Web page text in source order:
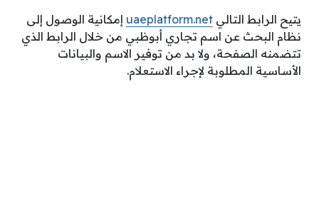
يتيح الرابط التالي uaeplatform.net إمكانية الوصول إلى
نظام البحث عن اسم تجاري أبوظبي من خلال الرابط الذي
تتضمنه الصفحة، ولا بد من توفير الاسم والبيانات
الأساسية المطلوبة لإجراء الاستعلام.